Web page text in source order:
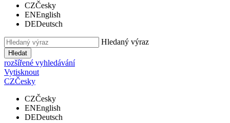
CZČesky
ENEnglish
DEDeutsch
Hledaný výraz
Hledat
rozšířené vyhledávání
Vytisknout
CZČesky
CZČesky
ENEnglish
DEDeutsch